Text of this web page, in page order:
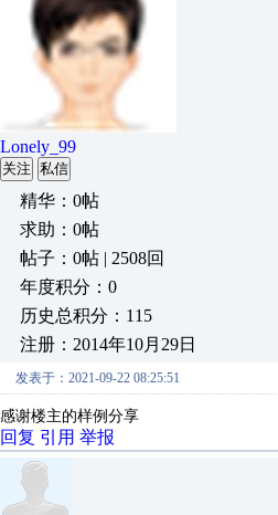
Lonely_99
关注 私信
精华：0帖
求助：0帖
帖子：0帖 | 2508回
年度积分：0
历史总积分：115
注册：2014年10月29日
发表于：2021-09-22 08:25:51
感谢楼主的样例分享
回复 引用 举报